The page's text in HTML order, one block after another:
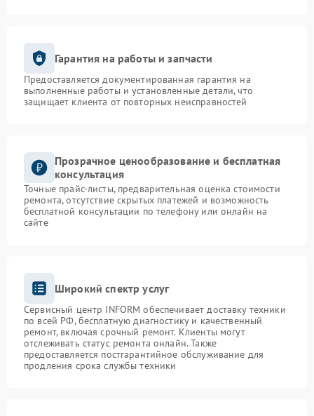
Гарантия на работы и запчасти
Предоставляется документированная гарантия на
выполненные работы и установленные детали, что
защищает клиента от повторных неисправностей
Прозрачное ценообразование и бесплатная
консультация
Точные прайс-листы, предварительная оценка стоимости
ремонта, отсутствие скрытых платежей и возможность
бесплатной консультации по телефону или онлайн на
сайте
Широкий спектр услуг
Сервисный центр INFORM обеспечивает доставку техники
по всей РФ, бесплатную диагностику и качественный
ремонт, включая срочный ремонт. Клиенты могут
отслеживать статус ремонта онлайн. Также
предоставляется постгарантийное обслуживание для
продления срока службы техники